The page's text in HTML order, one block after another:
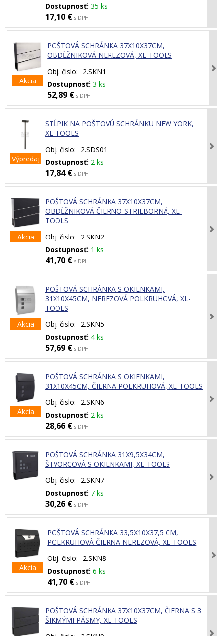
Dostupnosť: 35 ks
17,10 € s DPH
Akcia
POŠTOVÁ SCHRÁNKA 37X10X37CM,
OBDĹŽNIKOVÁ NEREZOVÁ, XL-TOOLS
Obj. čislo:
2.SKN1
Dostupnosť: 3 ks
52,89 € s DPH
Výpredaj
STĹPIK NA POŠTOVÚ SCHRÁNKU NEW YORK,
XL-TOOLS
Obj. čislo:
2.SDS01
Dostupnosť: 2 ks
17,84 € s DPH
Akcia
POŠTOVÁ SCHRÁNKA 37X10X37CM,
OBDĹŽNIKOVÁ ČIERNO-STRIEBORNÁ, XL-
TOOLS
Obj. čislo:
2.SKN2
Dostupnosť: 1 ks
41,70 € s DPH
Akcia
POŠTOVÁ SCHRÁNKA S OKIENKAMI,
31X10X45CM, NEREZOVÁ POLKRUHOVÁ, XL-
TOOLS
Obj. čislo:
2.SKN5
Dostupnosť: 4 ks
57,69 € s DPH
Akcia
POŠTOVÁ SCHRÁNKA S OKIENKAMI,
31X10X45CM, ČIERNA POLKRUHOVÁ, XL-TOOLS
Obj. čislo:
2.SKN6
Dostupnosť: 2 ks
28,66 € s DPH
POŠTOVÁ SCHRÁNKA 31X9,5X34CM,
ŠTVORCOVÁ S OKIENKAMI, XL-TOOLS
Obj. čislo:
2.SKN7
Dostupnosť: 7 ks
30,26 € s DPH
Akcia
POŠTOVÁ SCHRÁNKA 33,5X10X37,5 CM,
POLKRUHOVÁ ČIERNA NEREZOVÁ, XL-TOOLS
Obj. čislo:
2.SKN8
Dostupnosť: 6 ks
41,70 € s DPH
POŠTOVÁ SCHRÁNKA 37X10X37CM, ČIERNA S 3
ŠIKMÝMI PÁSMY, XL-TOOLS